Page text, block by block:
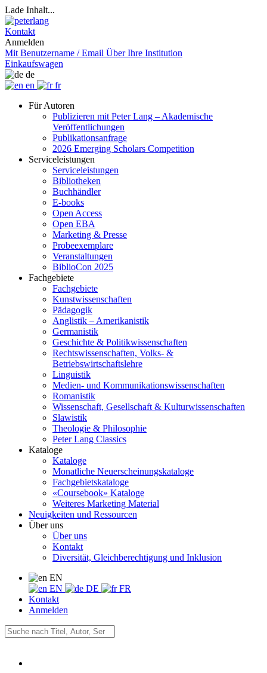
Lade Inhalt...
Kontakt
Anmelden
Mit Benutzername / Email Über Ihre Institution
Einkaufswagen
de
en
fr
Für Autoren
Publizieren mit Peter Lang – Akademische
Veröffentlichungen
Publikationsanfrage
2026 Emerging Scholars Competition
Serviceleistungen
Serviceleistungen
Bibliotheken
Buchhändler
E-books
Open Access
Open EBA
Marketing & Presse
Probeexemplare
Veranstaltungen
BiblioCon 2025
Fachgebiete
Fachgebiete
Kunstwissenschaften
Pädagogik
Anglistik – Amerikanistik
Germanistik
Geschichte & Politikwissenschaften
Rechtswissenschaften, Volks- &
Betriebswirtschaftslehre
Linguistik
Medien- und Kommunikationswissenschaften
Romanistik
Wissenschaft, Gesellschaft & Kulturwissenschaften
Slawistik
Theologie & Philosophie
Peter Lang Classics
Kataloge
Kataloge
Monatliche Neuerscheinungskataloge
Fachgebietskataloge
«Coursebook» Kataloge
Weiteres Marketing Material
Neuigkeiten und Ressourcen
Über uns
Über uns
Kontakt
Diversität, Gleichberechtigung und Inklusion
EN
EN
DE
FR
Kontakt
Anmelden